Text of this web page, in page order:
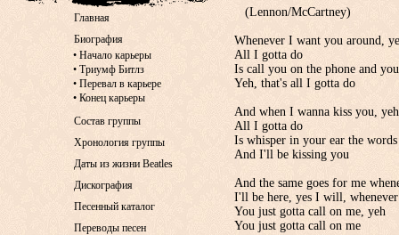
(Lennon/McCartney)
Whenever I want you around,
All I gotta do
Is call you on the phone and
Yeh, that's all I gotta do
And when I wanna kiss you, yeh
All I gotta do
Is whisper in your ear the
And I'll be kissing you
And the same goes for me
I'll be here, yes I will,
You just gotta call on me, yeh
You just gotta call on me
Главная
Биография
• Начало карьеры
• Триумф Битлз
• Перевал в карьере
• Конец карьеры
Состав группы
Хронология группы
Даты из жизни Beatles
Дискография
Песенный каталог
Переводы песен